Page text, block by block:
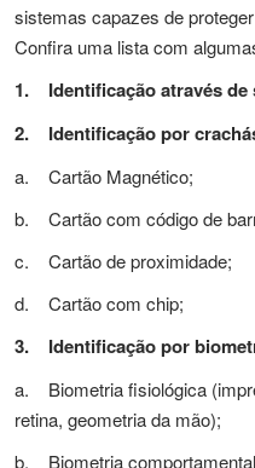
sistemas capazes de
Confira uma lista com
1. Identificação através de
2. Identificação por
a. Cartão Magnético;
b. Cartão com código de
c. Cartão de proximidade;
d. Cartão com chip;
3. Identificação por
a. Biometria fisiológica
retina, geometria da mão);
b. Biometria